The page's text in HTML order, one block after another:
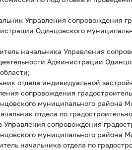
Управления сопровождения
Одинцовского
начальника Управления
Администрации
отдела индивидуальной
сопровождения
муниципального района
отдела по
сопровождения
муниципального района
начальника отдела по